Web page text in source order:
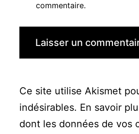
commentaire.
Ce site utilise Akismet
indésirables. En savoir
dont les données de vos